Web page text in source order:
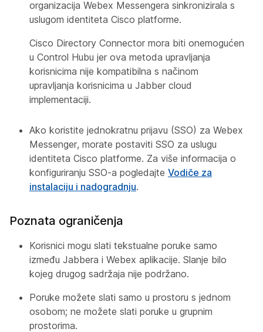
organizacija Webex Messengera sinkronizirala s
uslugom identiteta Cisco platforme.
Cisco Directory Connector mora biti onemogućen
u Control Hubu jer ova metoda upravljanja
korisnicima nije kompatibilna s načinom
upravljanja korisnicima u Jabber cloud
implementaciji.
Ako koristite jednokratnu prijavu (SSO) za Webex
Messenger, morate postaviti SSO za uslugu
identiteta Cisco platforme. Za više informacija o
konfiguriranju SSO-a pogledajte Vodiče za
instalaciju i nadogradnju.
Poznata ograničenja
Korisnici mogu slati tekstualne poruke samo
između Jabbera i Webex aplikacije. Slanje bilo
kojeg drugog sadržaja nije podržano.
Poruke možete slati samo u prostoru s jednom
osobom; ne možete slati poruke u grupnim
prostorima.